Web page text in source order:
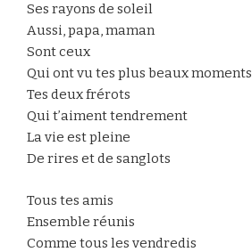
Ses rayons de soleil
Aussi, papa, maman
Sont ceux
Qui ont vu tes plus beaux moments
Tes deux frérots
Qui t’aiment tendrement
La vie est pleine
De rires et de sanglots
Tous tes amis
Ensemble réunis
Comme tous les vendredis